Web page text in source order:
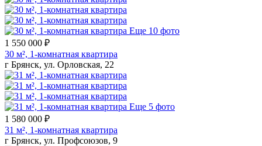
Еще 10 фото
1 550 000 ₽
30 м², 1-комнатная квартира
г Брянск, ул. Орловская, 22
Еще 5 фото
1 580 000 ₽
31 м², 1-комнатная квартира
г Брянск, ул. Профсоюзов, 9